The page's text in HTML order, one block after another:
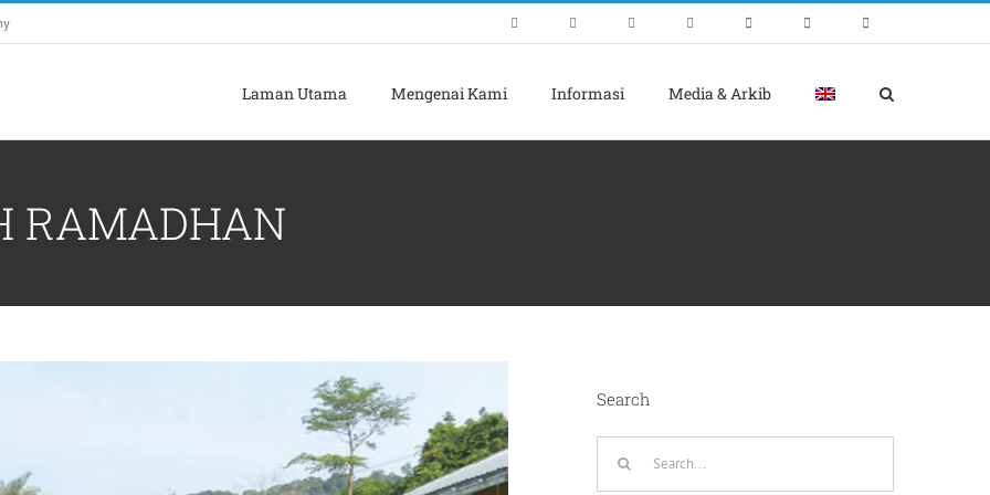
Laman Utama Mengenai Kami Informasi Media & Arkib
RAMADHAN
Search